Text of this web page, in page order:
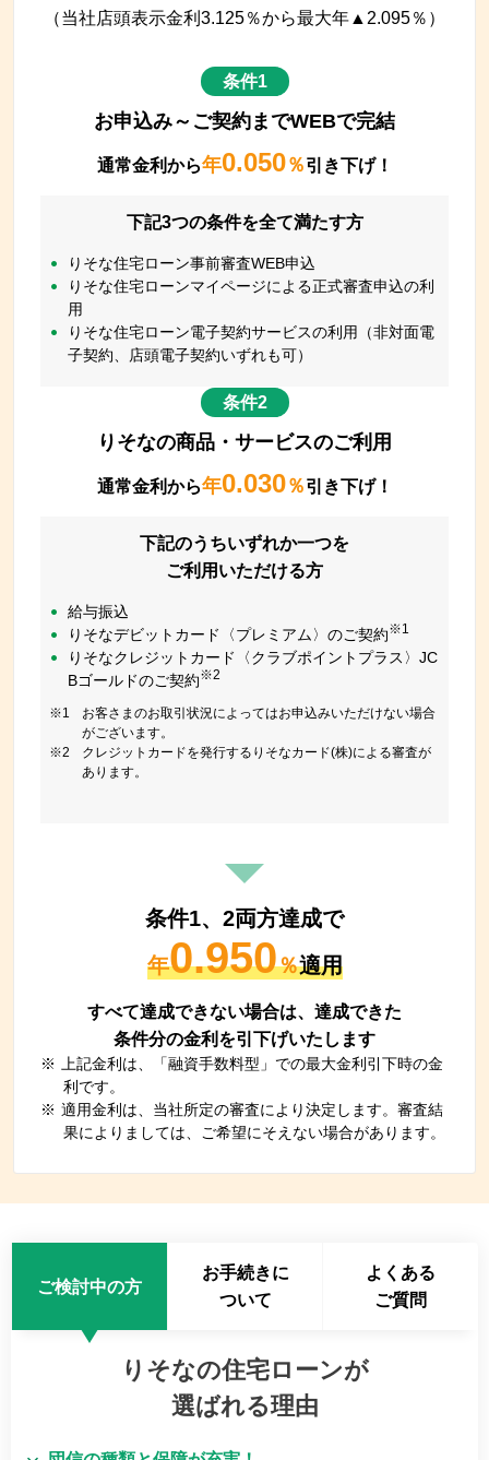
（当社店頭表示金利 3.125％から最大年▲ 2.095％）
条件1
お申込み～ご契約までWEBで完結
通常金利から年0.050％引き下げ！
下記3つの条件を全て満たす方
りそな住宅ローン事前審査WEB申込
りそな住宅ローンマイページによる正式審査申込の利
用
りそな住宅ローン電子契約サービスの利用（非対面電
子契約、店頭電子契約いずれも可）
条件2
りそなの商品・サービスのご利用
通常金利から年0.030％引き下げ！
下記のうちいずれか一つを
ご利用いただける方
給与振込
りそなデビットカード〈プレミアム〉のご契約※1
りそなクレジットカード〈クラブポイントプラス〉JC
Bゴールドのご契約※2
※1
お客さまのお取引状況によってはお申込みいただけない場合
がございます。
※2
クレジットカードを発行するりそなカード(株)による審査が
あります。
条件1、2両方達成で
年0.950％適用
すべて達成できない場合は、達成できた
条件分の金利を引下げいたします
※
上記金利は、「融資手数料型」での最大金利引下時の金
利です。
※ 適用金利は、当社所定の審査により決定します。審査結
果によりましては、ご希望にそえない場合があります。
ご検討中の方
お手続きに
ついて
よくある
ご質問
りそなの住宅ローンが
選ばれる理由